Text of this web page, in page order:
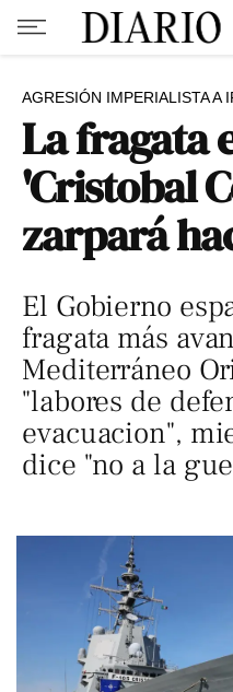
AGRESIÓN IMPERIALISTA A
La fragata
'Cristobal
zarpará
El Gobierno
fragata más
Mediterráneo
"labores de
evacuacion",
dice "no a la